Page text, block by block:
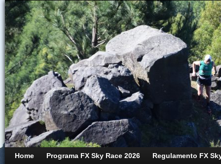
Home Programa FX Sky Race 2026 Regulamento FX